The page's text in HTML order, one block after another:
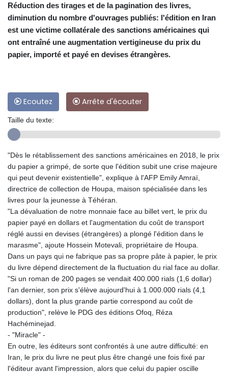
Réduction des tirages et de la pagination des livres,
diminution du nombre d'ouvrages publiés: l'édition en Iran
est une victime collatérale des sanctions américaines qui
ont entraîné une augmentation vertigineuse du prix du
papier, importé et payé en devises étrangères.
Ecoutez Arrête d'écouter
Taille du texte:
"Dès le rétablissement des sanctions américaines en 2018, le prix
du papier a grimpé, de sorte que l'édition subit une crise majeure
qui peut devenir existentielle", explique à l'AFP Emily Amraï,
directrice de collection de Houpa, maison spécialisée dans les
livres pour la jeunesse à Téhéran.
"La dévaluation de notre monnaie face au billet vert, le prix du
papier payé en dollars et l'augmentation du coût de transport
réglé aussi en devises (étrangères) a plongé l'édition dans le
marasme", ajoute Hossein Motevali, propriétaire de Houpa.
Dans un pays qui ne fabrique pas sa propre pâte à papier, le prix
du livre dépend directement de la fluctuation du rial face au dollar.
"Si un roman de 200 pages se vendait 400.000 rials (1,6 dollar)
l'an dernier, son prix s'élève aujourd'hui à 1.000.000 rials (4,1
dollars), dont la plus grande partie correspond au coût de
production", relève le PDG des éditions Ofoq, Réza
Hachéminejad.
- "Miracle" -
En outre, les éditeurs sont confrontés à une autre difficulté: en
Iran, le prix du livre ne peut plus être changé une fois fixé par
l'éditeur avant l'impression, alors que celui du papier oscille